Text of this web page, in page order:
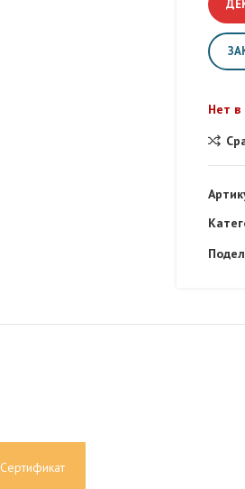
Нет в
Сертификат